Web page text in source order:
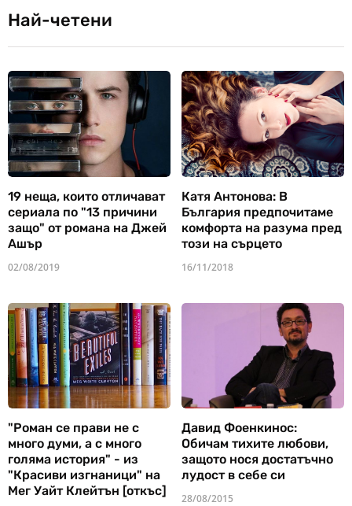
Най-четени
19 неща, които отличават
сериала по "13 причини
защо" от романа на Джей
Ашър
02/08/2019
Катя Антонова: В
България предпочитаме
комфорта на разума пред
този на сърцето
16/11/2018
"Роман се прави не с
много думи, а с много
голяма история" - из
"Красиви изгнаници" на
Мег Уайт Клейтън [откъс]
Давид Фоенкинос:
Обичам тихите любови,
защото нося достатъчно
лудост в себе си
28/08/2015